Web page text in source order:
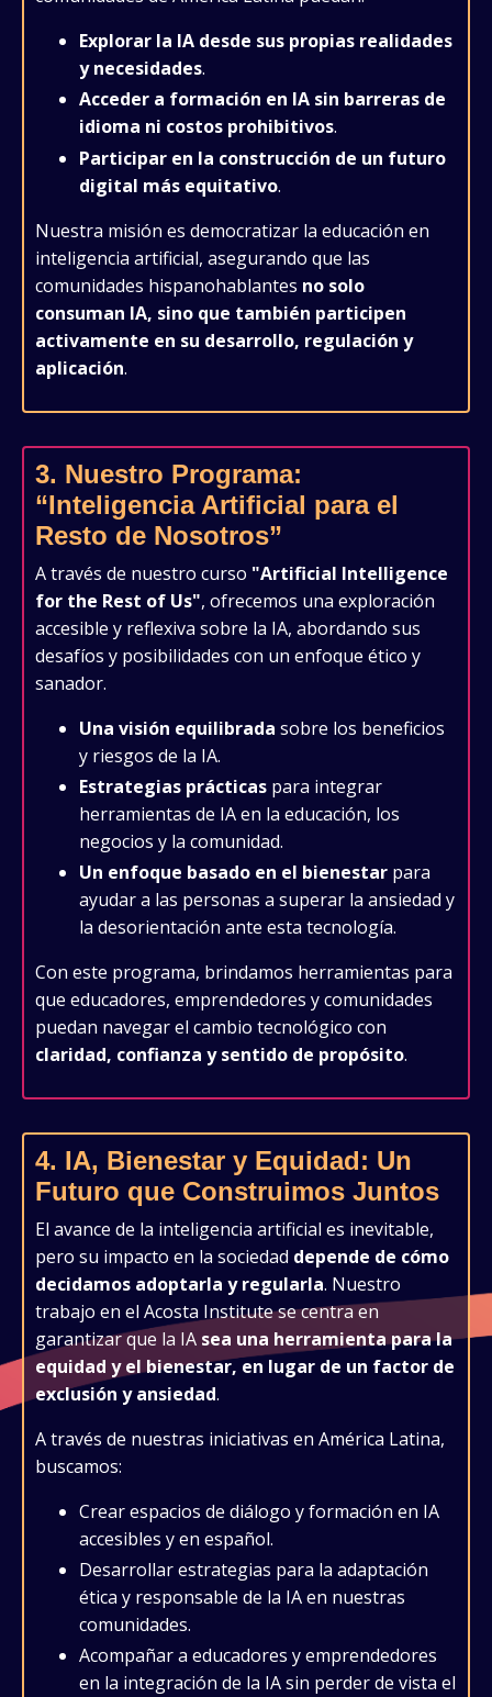
Explorar la IA desde sus propias realidades
y necesidades.
Acceder a formación en IA sin barreras de
idioma ni costos prohibitivos.
Participar en la construcción de un futuro
digital más equitativo.
Nuestra misión es democratizar la educación en
inteligencia artificial, asegurando que las
comunidades hispanohablantes no solo
consuman IA, sino que también participen
activamente en su desarrollo, regulación y
aplicación.
3. Nuestro Programa:
“Inteligencia Artificial para el
Resto de Nosotros”
A través de nuestro curso "Artificial Intelligence
for the Rest of Us", ofrecemos una exploración
accesible y reflexiva sobre la IA, abordando sus
desafíos y posibilidades con un enfoque ético y
sanador.
Una visión equilibrada sobre los beneficios
y riesgos de la IA.
Estrategias prácticas para integrar
herramientas de IA en la educación, los
negocios y la comunidad.
Un enfoque basado en el bienestar para
ayudar a las personas a superar la ansiedad y
la desorientación ante esta tecnología.
Con este programa, brindamos herramientas para
que educadores, emprendedores y comunidades
puedan navegar el cambio tecnológico con
claridad, confianza y sentido de propósito.
4. IA, Bienestar y Equidad: Un
Futuro que Construimos Juntos
El avance de la inteligencia artificial es inevitable,
pero su impacto en la sociedad depende de cómo
decidamos adoptarla y regularla. Nuestro
trabajo en el Acosta Institute se centra en
garantizar que la IA sea una herramienta para la
equidad y el bienestar, en lugar de un factor de
exclusión y ansiedad.
A través de nuestras iniciativas en América Latina,
buscamos:
Crear espacios de diálogo y formación en IA
accesibles y en español.
Desarrollar estrategias para la adaptación
ética y responsable de la IA en nuestras
comunidades.
Acompañar a educadores y emprendedores
en la integración de la IA sin perder de vista el